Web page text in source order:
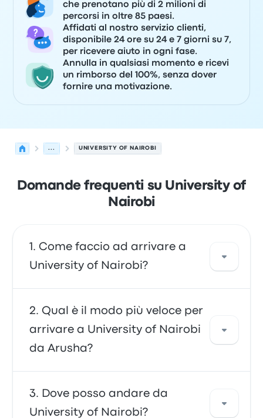
che prenotano più di 2 milioni di
percorsi in oltre 85 paesi.
Affidati al nostro servizio clienti,
disponibile 24 ore su 24 e 7 giorni su 7,
per ricevere aiuto in ogni fase.
Annulla in qualsiasi momento e ricevi
un rimborso del 100%, senza dover
fornire una motivazione.
... UNIVERSITY OF NAIROBI
Domande frequenti su University of
Nairobi
Come faccio ad arrivare a
University of Nairobi?
Puoi viaggiare in pullman, che consente di
arrivare direttamente a destinazione. In
alternativa, puoi prendere un taxi o utilizzare
un servizio di ride-sharing.
Qual è il modo più veloce per
arrivare a University of Nairobi
da Arusha?
Il modo più veloce per viaggiare da e per
University of Nairobi è in pullman, che
Dove posso andare da
University of Nairobi?